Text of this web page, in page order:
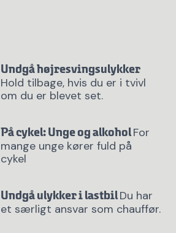
Undgå højresvingsulykker
Hold tilbage, hvis du er i tvivl
om du er blevet set.
På cykel: Unge og alkoholFor
mange unge kører fuld på
cykel
Undgå ulykker i lastbilDu har
et særligt ansvar som chauffør.